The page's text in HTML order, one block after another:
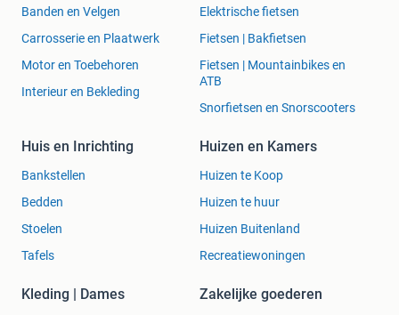
Banden en Velgen
Carrosserie en Plaatwerk
Motor en Toebehoren
Interieur en Bekleding
Elektrische fietsen
Fietsen | Bakfietsen
Fietsen | Mountainbikes en
ATB
Snorfietsen en Snorscooters
Huis en Inrichting
Bankstellen
Bedden
Stoelen
Tafels
Huizen en Kamers
Huizen te Koop
Huizen te huur
Huizen Buitenland
Recreatiewoningen
Kleding | Dames Zakelijke goederen